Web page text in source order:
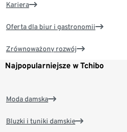
Kariera
Oferta dla biur i gastronomii
Zrównoważony rozwój
Najpopularniejsze w Tchibo
Moda damska
Bluzki i tuniki damskie